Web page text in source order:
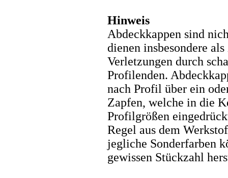
Hinweis
Abdeckkappen sind
dienen insbesondere
Verletzungen durch
Profilenden.
nach Profil über ein
Zapfen, welche in die
Profilgrößen
Regel aus dem
jegliche Sonderfarben
gewissen Stückzahl